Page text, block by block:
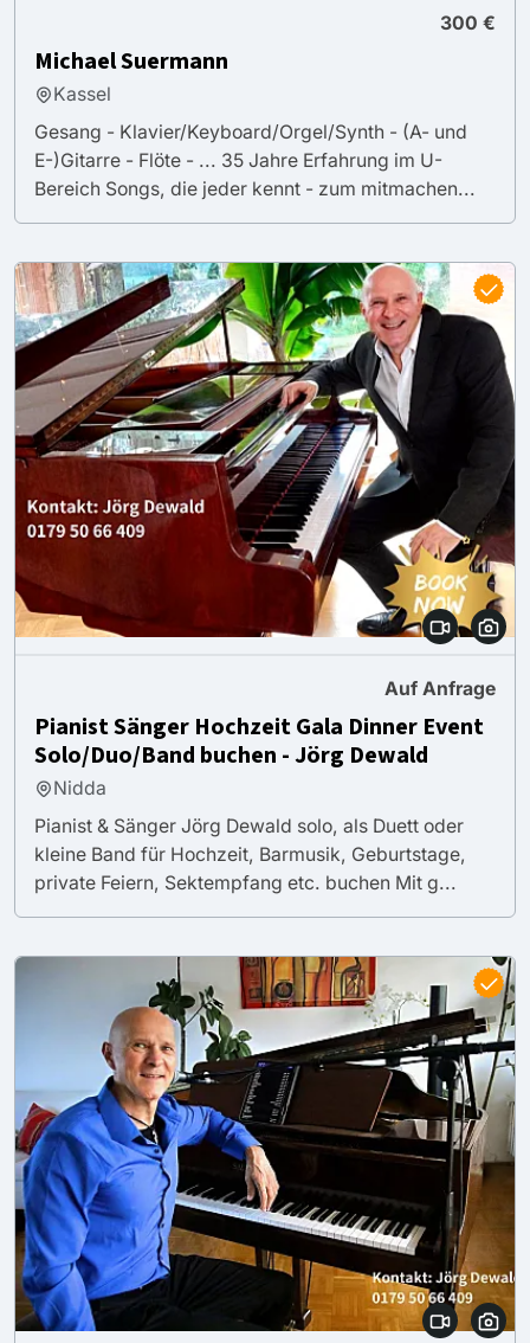
300 €
Michael Suermann
Kassel
Gesang - Klavier/Keyboard/Orgel/Synth - (A- und
E-)Gitarre - Flöte - ... 35 Jahre Erfahrung im U-
Bereich Songs, die jeder kennt - zum mitmachen...
Auf Anfrage
Pianist Sänger Hochzeit Gala Dinner Event
Solo/Duo/Band buchen - Jörg Dewald
Nidda
Pianist & Sänger Jörg Dewald solo, als Duett oder
kleine Band für Hochzeit, Barmusik, Geburtstage,
private Feiern, Sektempfang etc. buchen Mit g...